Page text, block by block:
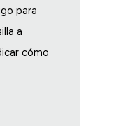
para
a
cómo